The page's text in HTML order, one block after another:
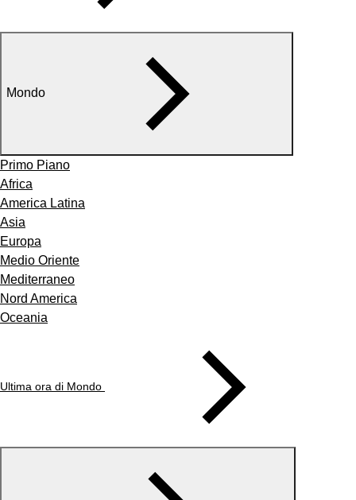
Mondo
Primo Piano
Africa
America Latina
Asia
Europa
Medio Oriente
Mediterraneo
Nord America
Oceania
Ultima ora di Mondo